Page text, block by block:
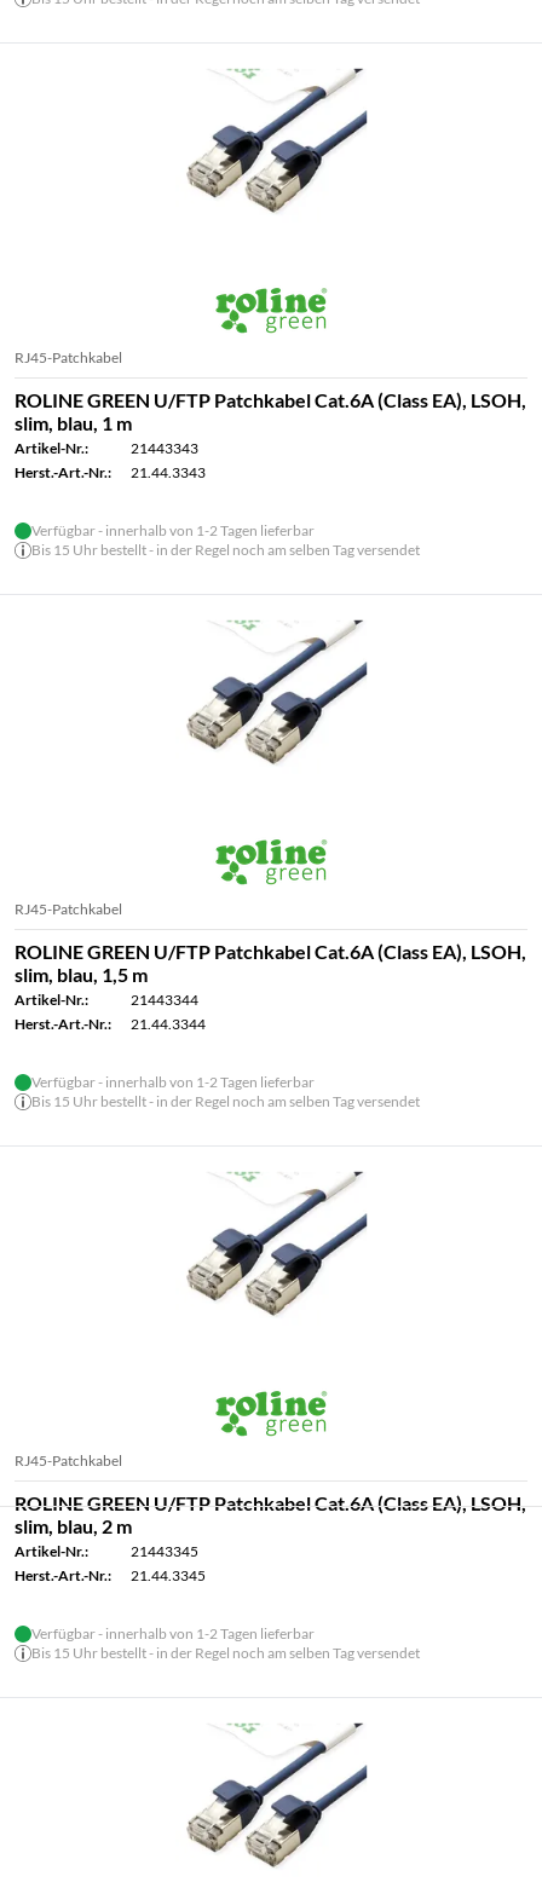
RJ45-Patchkabel
ROLINE GREEN U/FTP Patchkabel Cat.6A (Class EA), LSOH,
slim, blau, 1 m
Artikel-Nr.:
21443343
Herst.-Art.-Nr.:
21.44.3343
Verfügbar - innerhalb von 1-2 Tagen lieferbar
Bis 15 Uhr bestellt - in der Regel noch am selben Tag versendet
RJ45-Patchkabel
ROLINE GREEN U/FTP Patchkabel Cat.6A (Class EA), LSOH,
slim, blau, 1,5 m
Artikel-Nr.:
21443344
Herst.-Art.-Nr.:
21.44.3344
Verfügbar - innerhalb von 1-2 Tagen lieferbar
Bis 15 Uhr bestellt - in der Regel noch am selben Tag versendet
RJ45-Patchkabel
ROLINE GREEN U/FTP Patchkabel Cat.6A (Class EA), LSOH,
slim, blau, 2 m
Artikel-Nr.:
21443345
Herst.-Art.-Nr.:
21.44.3345
Verfügbar - innerhalb von 1-2 Tagen lieferbar
Bis 15 Uhr bestellt - in der Regel noch am selben Tag versendet